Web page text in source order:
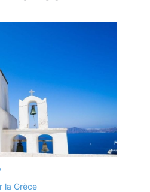
la Grèce